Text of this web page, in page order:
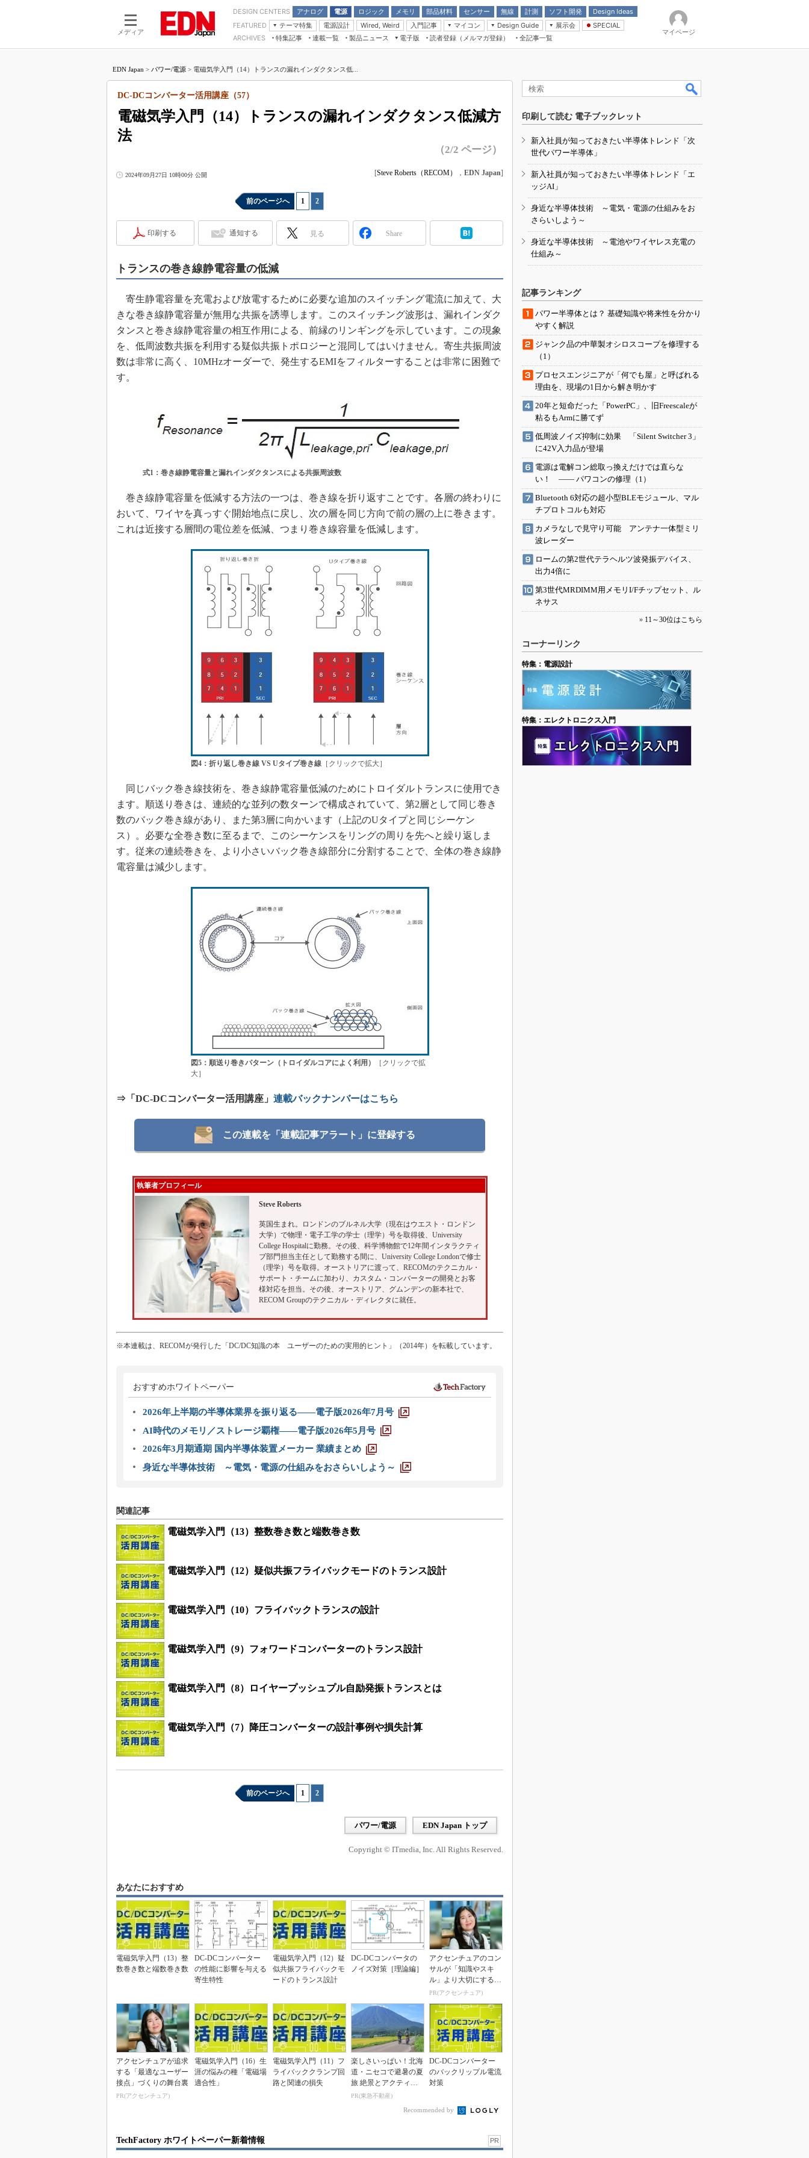
メディア
DESIGN CENTERS アナログ
電源
モーター
ロジック
LSI
メモリ
部品材料
受動部品
センサー 無線 計測 ソフト開発
Design Ideas
アナログ機能回路
計測とテスト
Wired, Weird
FEATURED
テーマ特集
つながるクルマ
エレクトロニクス入門
製品解剖（EE Times Japan）
電源設計 Wired, Weird
入門記事
モーター入門
マイコン
マイコン講座
Design Guide
計測機器
展示会
CEATEC
組込み/エッジコンピューティング展
人とくるま展
SPECIAL
Microchip情報
ARCHIVES 特集記事
連載一覧
マイクロプロセッサ懐古録
中堅技術者に贈る電子部品“徹底”活
用講座
たった2つの式で始めるDC/DCコン
バーターの設計
Q&Aで学ぶマイコン講座
高速シリアル伝送技術講座
記録計／データロガーの基礎知識
ズ編
座
Bluetooth mesh入門
「SPICEの仕組みとその活用設計」
計測器メーカーから見た5G
IoT時代の無線規格を知る【Z-Wave
製品ニュース
電子版
電子ブックレット
読者登録（メルマガ登録） 全記事一覧
マイページ
EDN Japan > パワー/電源 > 電磁気学入門（14）トランスの漏れインダクタンス低...
電磁気学入門（14）トランスの漏れインダクタンス低減方
法
DC-DCコンバーター活用講座（57）
（2/2 ページ）
2024年09月27日 10時00分 公開 [Steve Roberts（RECOM） ， EDN Japan]
前のページへ 1 2
印刷する 通知する 見る Share
トランスの巻き線静電容量の低減
寄生静電容量を充電および放電するために必要な追加のスイッチング電流に加えて、大
きな巻き線静電容量が無用な共振を誘導します。このスイッチング波形は、漏れインダク
タンスと巻き線静電容量の相互作用による、前縁のリンギングを示しています。この現象
を、低周波数共振を利用する疑似共振トポロジーと混同してはいけません。寄生共振周波
数は非常に高く、10MHzオーダーで、発生するEMIをフィルターすることは非常に困難で
す。
式1：巻き線静電容量と漏れインダクタンスによる共振周波数
巻き線静電容量を低減する方法の一つは、巻き線を折り返すことです。各層の終わりに
おいて、ワイヤを真っすぐ開始地点に戻し、次の層を同じ方向で前の層の上に巻きます。
これは近接する層間の電位差を低減、つまり巻き線容量を低減します。
図4：折り返し巻き線 VS Uタイプ巻き線［クリックで拡大］
同じバック巻き線技術を、巻き線静電容量低減のためにトロイダルトランスに使用でき
ます。順送り巻きは、連続的な並列の数ターンで構成されていて、第2層として同じ巻き
数のバック巻き線があり、また第3層に向かいます（上記のUタイプと同じシーケン
ス）。必要な全巻き数に至るまで、このシーケンスをリングの周りを先へと繰り返しま
す。従来の連続巻きを、より小さいバック巻き線部分に分割することで、全体の巻き線静
電容量は減少します。
図5：順送り巻きパターン（トロイダルコアによく利用）
［クリックで拡
大］
⇒「DC-DCコンバーター活用講座」 連載バックナンバーはこちら
この連載を「連載記事アラート」に登録する
執筆者プロフィール
Steve Roberts
英国生まれ。ロンドンのブルネル大学（現在はウエスト・ロンドン
大学）で物理・電子工学の学士（理学）号を取得後、University
College Hospitalに勤務。その後、科学博物館で12年間インタラクティ
ブ部門担当主任として勤務する間に、University College Londonで修士
（理学）号を取得。オーストリアに渡って、RECOMのテクニカル・
サポート・チームに加わり、カスタム・コンバーターの開発とお客
様対応を担当。その後、オーストリア、グムンデンの新本社で、
RECOM Groupのテクニカル・ディレクタに就任。
※本連載は、RECOMが発行した「DC/DC知識の本 ユーザーのための実用的ヒント」（2014年）を転載しています。
おすすめホワイトペーパー
2026年上半期の半導体業界を振り返る――電子版2026年7月号
AI時代のメモリ／ストレージ覇権――電子版2026年5月号
2026年3月期通期 国内半導体装置メーカー 業績まとめ
身近な半導体技術 ～電気・電源の仕組みをおさらいしよう～
関連記事
電磁気学入門（13）整数巻き数と端数巻き数
電磁気学入門（12）疑似共振フライバックモードのトランス設計
電磁気学入門（10）フライバックトランスの設計
電磁気学入門（9）フォワードコンバーターのトランス設計
電磁気学入門（8）ロイヤープッシュプル自励発振トランスとは
電磁気学入門（7）降圧コンバーターの設計事例や損失計算
前のページへ 1 2
パワー/電源 EDN Japan トップ
Copyright © ITmedia, Inc. All Rights Reserved.
あなたにおすすめ
電磁気学入門（13）整
数巻き数と端数巻き数
DC-DCコンバーター
の性能に影響を与える
寄生特性
電磁気学入門（12）疑
似共振フライバックモ
ードのトランス設計
DC-DCコンバータの
ノイズ対策［理論編］
アクセンチュアのコン
サルが「知識やスキ
ル」より大切にする視
点
PR(アクセンチュア)
アクセンチュアが追求
する「最適なユーザー
接点」づくりの舞台裏
PR(アクセンチュア)
電磁気学入門（16）生
涯の悩みの種「電磁場
適合性」
電磁気学入門（11）フ
ライバッククランプ回
路と関連の損失
楽しさいっぱい！北海
道・ニセコで避暑の夏
旅 絶景とアクティビ
ティが揃う「ニセコ
PR(東急不動産)
DC-DCコンバーター
のバックリップル電流
対策
Recommended by
TechFactory ホワイトペーパー新着情報 PR
印刷して読む 電子ブックレット
新入社員が知っておきたい半導体トレンド「次
世代パワー半導体」
新入社員が知っておきたい半導体トレンド「エ
ッジAI」
身近な半導体技術 ～電気・電源の仕組みをお
さらいしよう～
身近な半導体技術 ～電池やワイヤレス充電の
仕組み～
記事ランキング
パワー半導体とは？ 基礎知識や将来性を分かり
やすく解説
ジャンク品の中華製オシロスコープを修理する
（1）
プロセスエンジニアが「何でも屋」と呼ばれる
理由を、現場の1日から解き明かす
20年と短命だった「PowerPC」、旧Freescaleが
粘るもArmに勝てず
低周波ノイズ抑制に効果 「Silent Switcher 3」
に42V入力品が登場
電源は電解コン総取っ換えだけでは直らな
い！ ―― パワコンの修理（1）
Bluetooth 6対応の超小型BLEモジュール、マル
チプロトコルも対応
カメラなしで見守り可能 アンテナ一体型ミリ
波レーダー
ロームの第2世代テラヘルツ波発振デバイス、
出力4倍に
第3世代MRDIMM用メモリI/Fチップセット、ル
ネサス
» 11～30位はこちら
コーナーリンク
特集：電源設計
特集：エレクトロニクス入門